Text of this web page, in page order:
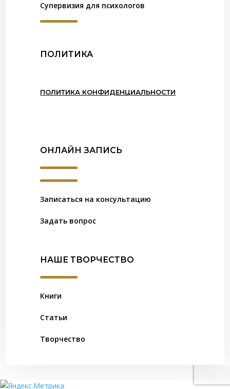
Супервизия для психологов
ПОЛИТИКА
ПОЛИТИКА КОНФИДЕНЦИАЛЬНОСТИ
ОНЛАЙН ЗАПИСЬ
Записаться на консультацию
Задать вопрос
НАШЕ ТВОРЧЕСТВО
Книги
Статьи
Творчество